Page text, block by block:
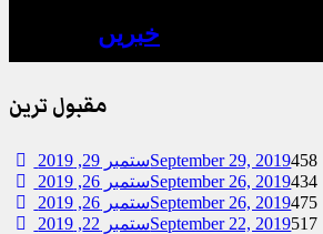
خبریں
مقبول ترین
ستمبر 29, 2019September 29, 2019
ستمبر 26, 2019September 26, 2019
ستمبر 26, 2019September 26, 2019
ستمبر 22, 2019September 22, 2019